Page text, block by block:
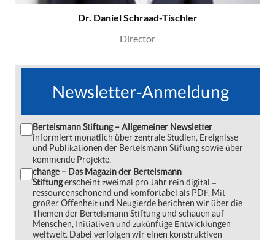
Dr. Daniel Schraad-Tischler
Director
Newsletter-Anmeldung
Bertelsmann Stiftung – Allgemeiner Newsletter
informiert monatlich über zentrale Studien, Ereignisse
und Publikationen der Bertelsmann Stiftung sowie über
kommende Projekte.
change – Das Magazin der Bertelsmann
Stiftungerscheint zweimal pro Jahr rein digital ‒
ressourcenschonend und komfortabel als PDF. Mit
großer Offenheit und Neugierde berichten wir über die
Themen der Bertelsmann Stiftung und schauen auf
Menschen, Initiativen und zukünftige Entwicklungen
weltweit. Dabei verfolgen wir einen konstruktiven